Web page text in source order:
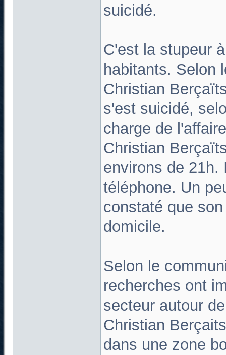
suicidé.
C'est la stupeur
habitants. Selon
Christian
s'est suicidé,
charge de
Christian
environs de 21h.
téléphone. Un
constaté que
domicile.
Selon le
recherches ont
secteur autour
Christian
dans une zone